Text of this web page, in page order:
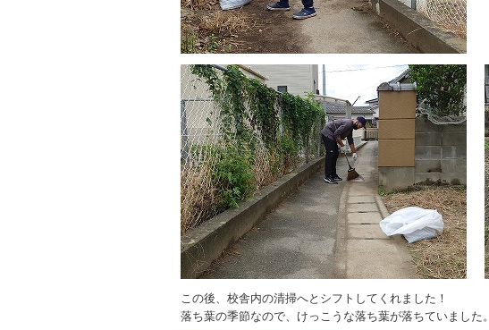
この後、校舎内の清掃へとシフトしてくれました！
落ち葉の季節なので、けっこうな落ち葉が落ちていました。